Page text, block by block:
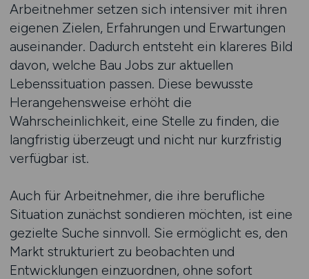
Arbeitnehmer setzen sich intensiver mit ihren
eigenen Zielen, Erfahrungen und Erwartungen
auseinander. Dadurch entsteht ein klareres Bild
davon, welche Bau Jobs zur aktuellen
Lebenssituation passen. Diese bewusste
Herangehensweise erhöht die
Wahrscheinlichkeit, eine Stelle zu finden, die
langfristig überzeugt und nicht nur kurzfristig
verfügbar ist.
Auch für Arbeitnehmer, die ihre berufliche
Situation zunächst sondieren möchten, ist eine
gezielte Suche sinnvoll. Sie ermöglicht es, den
Markt strukturiert zu beobachten und
Entwicklungen einzuordnen, ohne sofort